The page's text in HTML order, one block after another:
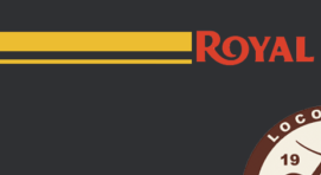
to
content